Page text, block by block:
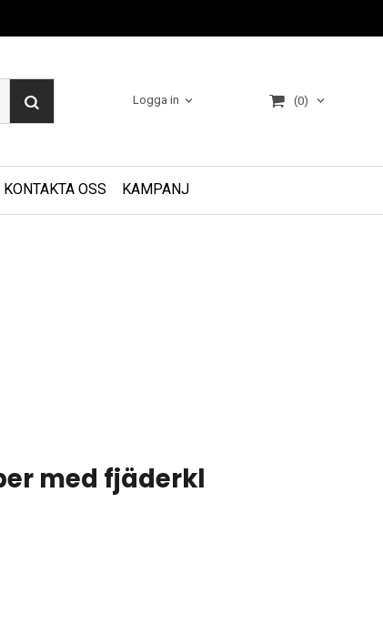
Logga in (0)
KONTAKTA OSS KAMPANJ
med fjäderkl